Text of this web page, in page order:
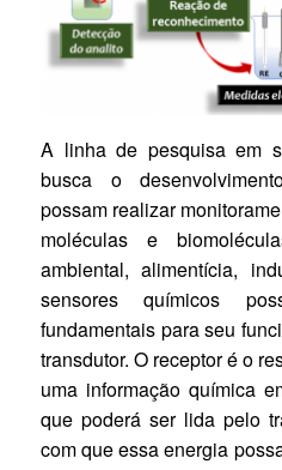
A linha de pesquisa em
busca o
possam realizar
moléculas e
ambiental, alimentícia,
sensores químicos
fundamentais para seu
transdutor. O receptor é o
uma informação química
que poderá ser lida pelo
com que essa energia